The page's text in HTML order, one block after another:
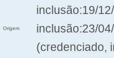
Origem
inclusão:19/
inclusão:23/
(credenciado,